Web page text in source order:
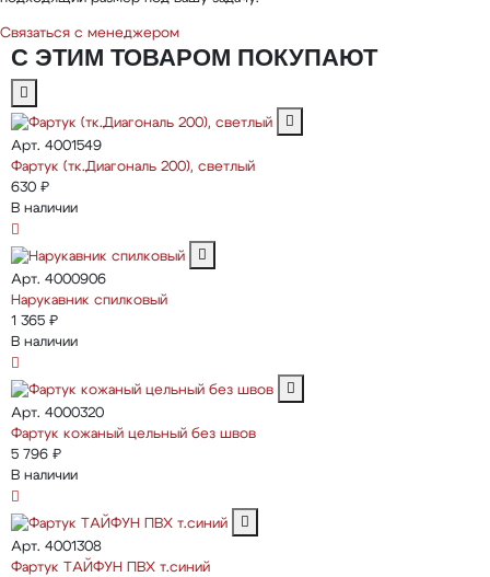
Связаться с менеджером
С ЭТИМ ТОВАРОМ ПОКУПАЮТ
Арт. 4001549
Фартук (тк.Диагональ 200), светлый
630 ₽
В наличии
Арт. 4000906
Нарукавник спилковый
1 365 ₽
В наличии
Арт. 4000320
Фартук кожаный цельный без швов
5 796 ₽
В наличии
Арт. 4001308
Фартук ТАЙФУН ПВХ т.синий